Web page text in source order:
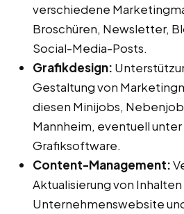
verschiedene
Broschüren, Newsletter,
Social-Media-Posts.
Grafikdesign:
Gestaltung von
diesen Minijobs,
Mannheim, eventuell
Grafiksoftware.
Content-Management:
Aktualisierung von
Unternehmenswebsite